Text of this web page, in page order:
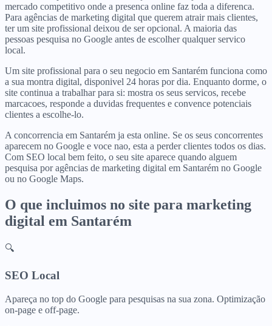
mercado competitivo onde a presenca online faz toda a diferenca.
Para agências de marketing digital que querem atrair mais clientes,
ter um site profissional deixou de ser opcional. A maioria das
pessoas pesquisa no Google antes de escolher qualquer servico
local.
Um site profissional para o seu negocio em Santarém funciona como
a sua montra digital, disponivel 24 horas por dia. Enquanto dorme, o
site continua a trabalhar para si: mostra os seus servicos, recebe
marcacoes, responde a duvidas frequentes e convence potenciais
clientes a escolhe-lo.
A concorrencia em Santarém ja esta online. Se os seus concorrentes
aparecem no Google e voce nao, esta a perder clientes todos os dias.
Com SEO local bem feito, o seu site aparece quando alguem
pesquisa por agências de marketing digital em Santarém no Google
ou no Google Maps.
O que incluimos no site para marketing
digital em Santarém
🔍
SEO Local
Apareça no top do Google para pesquisas na sua zona. Optimização
on-page e off-page.